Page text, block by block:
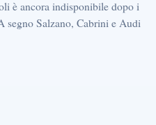
è ancora indisponibile dopo i
segno Salzano, Cabrini e Audi